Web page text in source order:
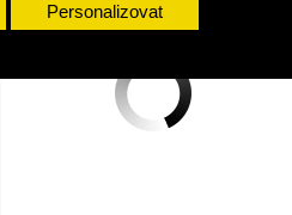
Personalizovat